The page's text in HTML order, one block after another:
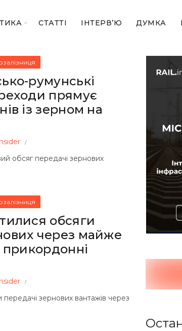
СТАТТІ ІНТЕРВ’Ю ДУМКА
румунські
прямує
із зерном на
обсяг передачі зернових
обсяги
через майже
прикордонні
передачі зернових вантажів через